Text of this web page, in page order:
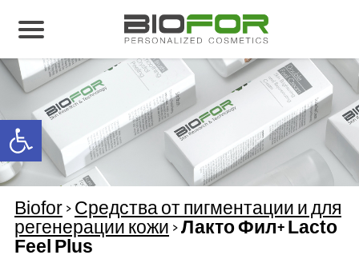
Open toolbar
О нас
Продукция
Результаты лечения
Свяжитесь с нами
Biofor > Средства от пигментации и для
регенерации кожи >Лакто Фил+ Lacto
Feel Plus